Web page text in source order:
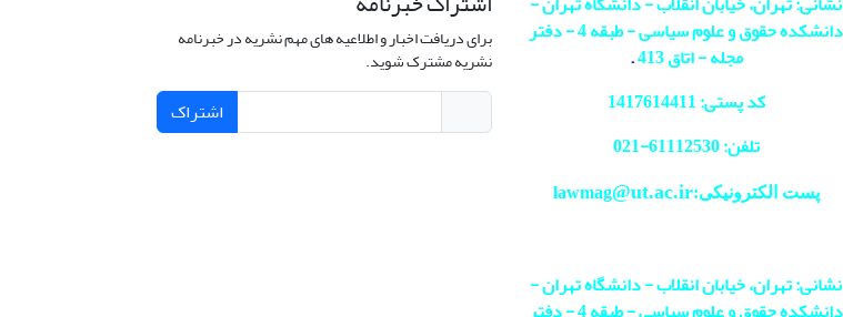
دانشکده حقوق و علوم سیاسی - طبقه 4 - دفتر
مجله - اتاق 413
.
کد پستی: 1417614411
تلفن: 61112530-
021
پست الکترونیکی:lawmag@ut.ac.ir
نشانی: تهران، خیابان انقلاب - دانشگاه تهران -
برای دریافت اخبار و اطلاعیه های مهم نشریه در خبرنامه
نشریه مشترک شوید.
اشتراک